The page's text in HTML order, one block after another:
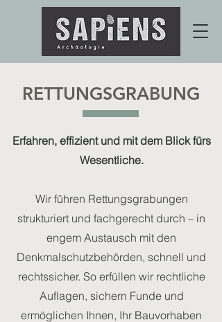
RETTUNGSGRABUNG
Erfahren, effizient und mit dem Blick fürs
Wesentliche.
Wir führen Rettungsgrabungen
strukturiert und fachgerecht durch – in
engem Austausch mit den
Denkmalschutzbehörden, schnell und
rechtssicher. So erfüllen wir rechtliche
Auflagen, sichern Funde und
ermöglichen Ihnen, Ihr Bauvorhaben